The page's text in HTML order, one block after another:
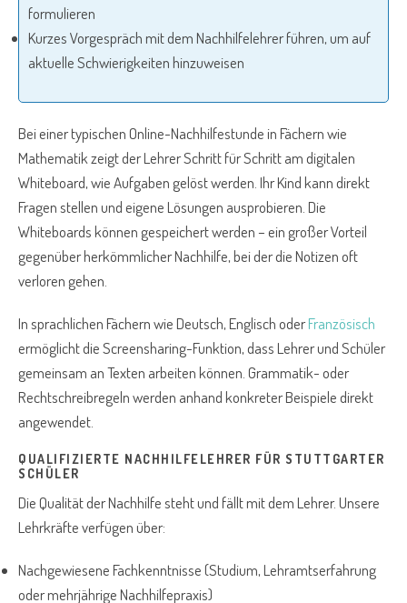
formulieren
Kurzes Vorgespräch mit dem Nachhilfelehrer führen, um auf
aktuelle Schwierigkeiten hinzuweisen
Bei einer typischen Online-Nachhilfestunde in Fächern wie
Mathematik zeigt der Lehrer Schritt für Schritt am digitalen
Whiteboard, wie Aufgaben gelöst werden. Ihr Kind kann direkt
Fragen stellen und eigene Lösungen ausprobieren. Die
Whiteboards können gespeichert werden – ein großer Vorteil
gegenüber herkömmlicher Nachhilfe, bei der die Notizen oft
verloren gehen.
In sprachlichen Fächern wie Deutsch, Englisch oderFranzösisch
ermöglicht die Screensharing-Funktion, dass Lehrer und Schüler
gemeinsam an Texten arbeiten können. Grammatik- oder
Rechtschreibregeln werden anhand konkreter Beispiele direkt
angewendet.
QUALIFIZIERTE NACHHILFELEHRER FÜR STUTTGARTER
SCHÜLER
Die Qualität der Nachhilfe steht und fällt mit dem Lehrer. Unsere
Lehrkräfte verfügen über:
Nachgewiesene Fachkenntnisse (Studium, Lehramtserfahrung
oder mehrjährige Nachhilfepraxis)